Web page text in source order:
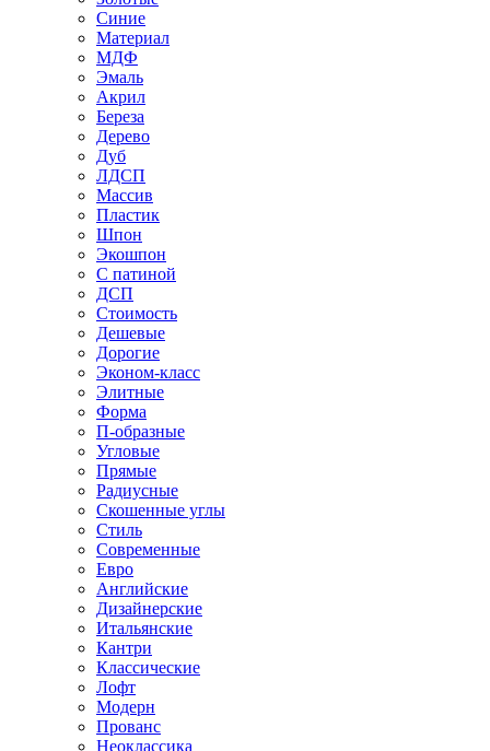
Синие
Материал
МДФ
Эмаль
Акрил
Береза
Дерево
Дуб
ЛДСП
Массив
Пластик
Шпон
Экошпон
С патиной
ДСП
Стоимость
Дешевые
Дорогие
Эконом-класс
Элитные
Форма
П-образные
Угловые
Прямые
Радиусные
Скошенные углы
Стиль
Современные
Евро
Английские
Дизайнерские
Итальянские
Кантри
Классические
Лофт
Модерн
Прованс
Неоклассика